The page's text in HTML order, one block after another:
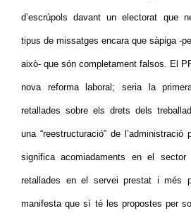
d’escrúpols davant un electorat que
tipus de missatges encara que sàpiga -
això- que són completament falsos. El
nova reforma laboral; seria la
retallades sobre els drets dels
una “reestructuració” de
significa acomiadaments en el sector
retallades en el servei prestat i més
manifesta que sí té les propostes per